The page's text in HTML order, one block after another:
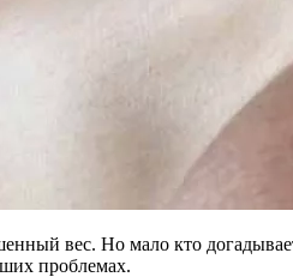
вес. Но мало кто
проблемах.